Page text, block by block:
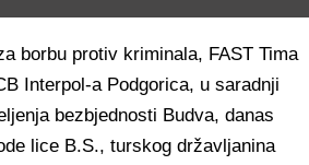
borbu protiv kriminala, FAST Tima
Interpol-a Podgorica, u saradnji
bezbjednosti Budva, danas
lice B.S., turskog državljanina